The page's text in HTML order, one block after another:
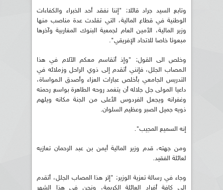
وتابع السيد جراد قائلا: "إننا نفقد أحد الخبراء والكفاءات
الوطنية في قطاع المالية، التي تقلدت عدة مناصب منها
وزير المالية، الأمين العام لجمعية البنوك المغاربية وآخرها
مبعوثا خاصا للاتحاد الإفريقي".
وخلص الى القول: "وإذ أتقاسم معكم الآلام في هذا
الـمصاب الجلل، فإنني أتقدم إلى ذوي الراحل وزملائه في
التدريس الجامعي بأخلص عبارات العزاء وأصدق الـمواساة،
داعيا المولى جل جلاله أن يتغمد روحه الطاهرة بواسع رحمته
وغفرانه ويجعل الفردوس الأعلى من الجنة مكانه ويلهم
ذويه جميل الصبر وعظيم السلوان.
إنه السميع المجيب".
ومن جهته، قدم وزير المالية أيمن بن عبد الرحمان تعازيه
لعائلة الفقيد.
وجاء في رسالة تعزية الوزير: "إثر هذا المصاب الجلل، أتقدم
إلى كافة أفراد العائلة الكريمة، ونحن في هذا الشهر